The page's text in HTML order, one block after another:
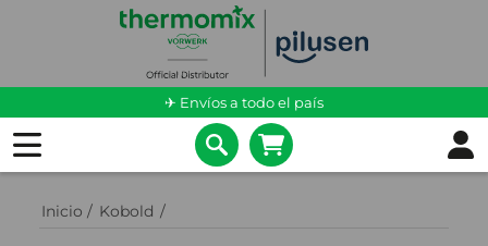
✈ Envíos a todo el país
Inicio / Kobold /